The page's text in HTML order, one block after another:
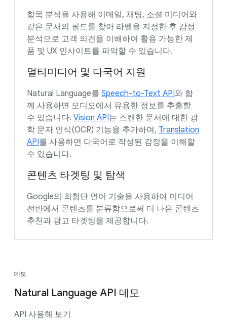
항목 분석을 사용해 이메일, 채팅, 소셜 미디어와
같은 문서의 필드를 찾아 라벨을 지정한 후 감정
분석으로 고객 의견을 이해하여 활용 가능한 제
품 및 UX 인사이트를 파악할 수 있습니다.
멀티미디어 및 다국어 지원
Natural Language를 Speech-to-Text API와 함
께 사용하면 오디오에서 유용한 정보를 추출할
수 있습니다. Vision API는 스캔한 문서에 대한 광
학 문자 인식(OCR) 기능을 추가하며, Translation
API를 사용하면 다국어로 작성된 감정을 이해할
수 있습니다.
콘텐츠 타겟팅 및 탐색
Google의 최첨단 언어 기술을 사용하여 미디어
전반에서 콘텐츠를 분류함으로써 더 나은 콘텐츠
추천과 광고 타겟팅을 제공합니다.
데모
Natural Language API 데모
API 사용해 보기